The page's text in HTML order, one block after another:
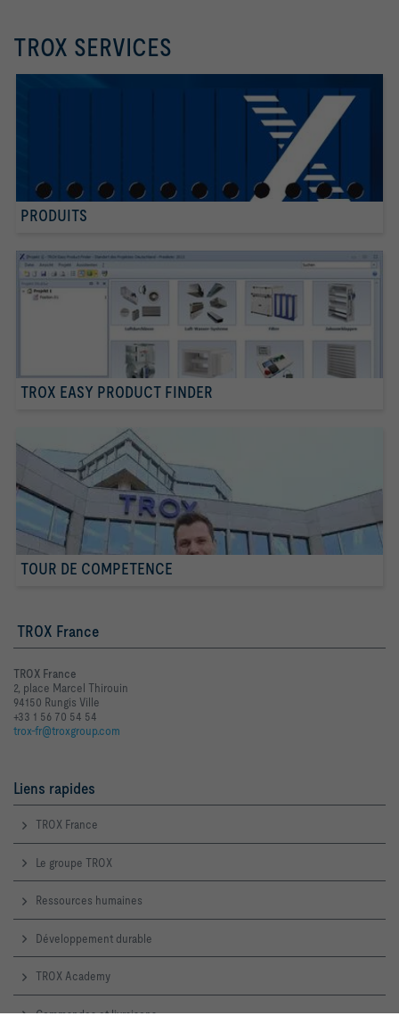
TROX SERVICES
PRODUITS
TROX EASY PRODUCT FINDER
TOUR DE COMPETENCE
TROX France
TROX France
2, place Marcel Thirouin
94150 Rungis Ville
+33 1 56 70 54 54
trox-fr@troxgroup.com
Liens rapides
TROX France
Le groupe TROX
Ressources humaines
Développement durable
TROX Academy